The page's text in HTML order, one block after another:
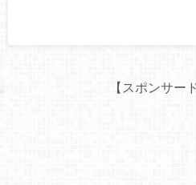
【スポンサー